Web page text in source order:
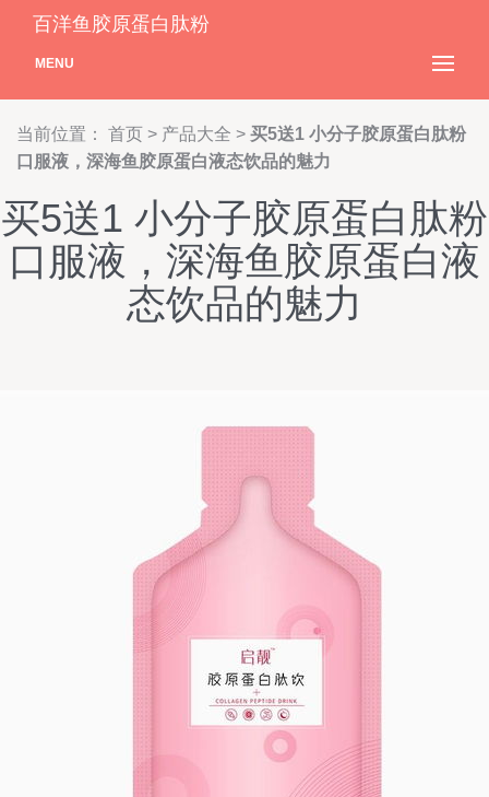
百洋鱼胶原蛋白肽粉
MENU
当前位置： 首页 > 产品大全 > 买5送1 小分子胶原蛋白肽粉
口服液，深海鱼胶原蛋白液态饮品的魅力
买5送1 小分子胶原蛋白肽粉
口服液，深海鱼胶原蛋白液
态饮品的魅力